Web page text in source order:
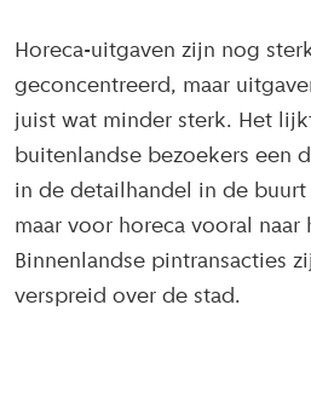
Horeca-uitgaven zijn nog
geconcentreerd, maar
juist wat minder sterk. Het
buitenlandse bezoekers een
in de detailhandel in de
maar voor horeca vooral naar
Binnenlandse pintransacties
verspreid over de stad.